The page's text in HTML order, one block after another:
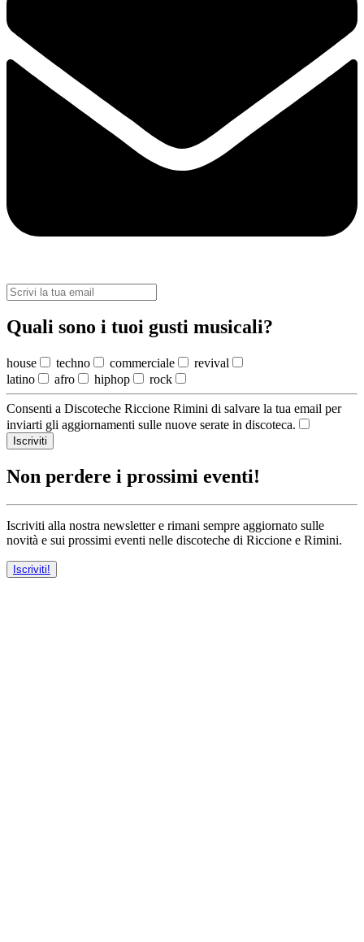
Quali sono i tuoi gusti musicali?
house techno commerciale
revival
latino
afro hiphop rock
Consenti a Discoteche Riccione Rimini di salvare la tua email per
inviarti gli aggiornamenti sulle nuove serate in discoteca.
Iscriviti
Non perdere i prossimi eventi!
Iscriviti alla nostra newsletter e rimani sempre aggiornato sulle
novità e sui prossimi eventi nelle discoteche di Riccione e Rimini.
Iscriviti!